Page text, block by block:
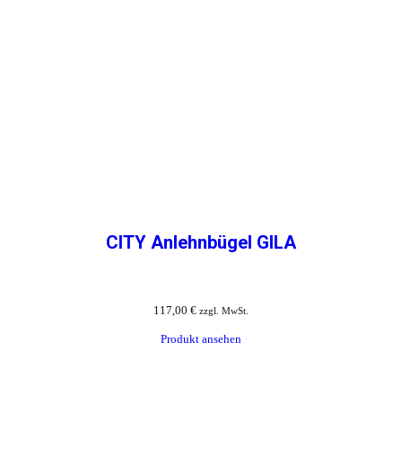
CITY Anlehnbügel GILA
117,00 € zzgl. MwSt.
Produkt ansehen